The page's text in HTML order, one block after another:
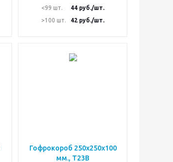
<99 шт. 44 руб./шт.
>100 шт.
42 руб./шт.
Гофрокороб 250х250х100
мм., Т23В